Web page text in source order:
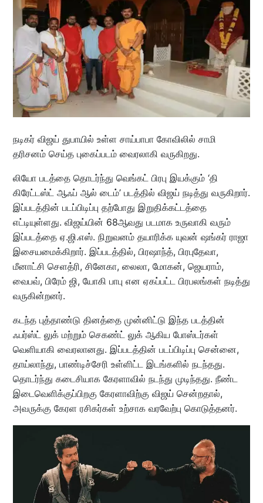
நடிகர் விஜய் துபாயில் உள்ள சாய்பாபா கோவிலில் சாமி
தரிசனம் செய்த புகைப்படம் வைரலாகி வருகிறது.
லியோ படத்தை தொடர்ந்து வெங்கட் பிரபு இயக்கும் ‘தி
கிரேட்டஸ்ட் ஆஃப் ஆல் டைம்’ படத்தில் விஜய் நடித்து வருகிறார்.
இப்படத்தின் படப்பிடிப்பு தற்போது இறுதிக்கட்டத்தை
எட்டியுள்ளது. விஜய்யின் 68ஆவது படமாக உருவாகி வரும்
இப்படத்தை ஏ.ஜி.எஸ். நிறுவனம் தயாரிக்க யுவன் ஷங்கர் ராஜா
இசையமைக்கிறார். இப்படத்தில், பிரஷாந்த், பிரபுதேவா,
மீனாட்சி செளத்ரி, சினேகா, லைலா, மோகன், ஜெயராம்,
வைபவ், பிரேம் ஜி, யோகி பாபு என ஏகப்பட்ட பிரபலங்கள் நடித்து
வருகின்றனர்.
கடந்த புத்தாண்டு தினத்தை முன்னிட்டு இந்த படத்தின்
ஃபர்ஸ்ட் லுக் மற்றும் செகண்ட் லுக் ஆகிய போஸ்டர்கள்
வெளியாகி வைரலானது. இப்படத்தின் படப்பிடிப்பு சென்னை,
தாய்லாந்து, பாண்டிச்சேரி உள்ளிட்ட இடங்களில் நடந்தது.
தொடர்ந்து கடைசியாக கேரளாவில் நடந்து முடிந்தது. நீண்ட
இடைவெளிக்குப்பிறகு கேரளாவிற்கு விஜய் சென்றதால்,
அவருக்கு கேரள ரசிகர்கள் உற்சாக வரவேற்பு கொடுத்தனர்.